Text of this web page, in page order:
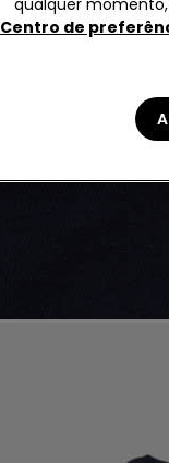
qualquer
Centro de